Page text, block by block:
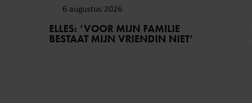
6 augustus 2026
ELLES: ‘VOOR MIJN FAMILIE
BESTAAT MIJN VRIENDIN NIET’